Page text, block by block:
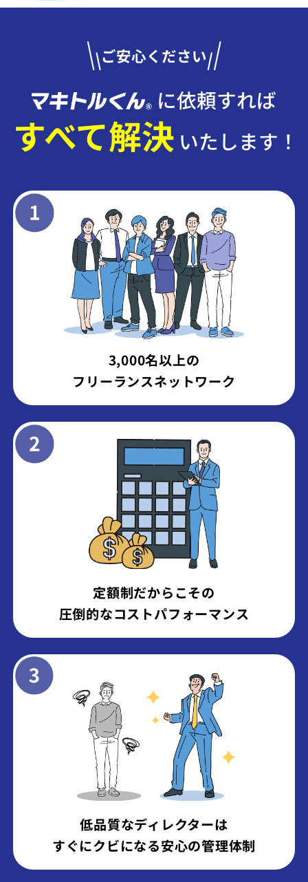
ご安心ください
に依頼すれば
すべて解決 いたします！
3,000名以上の
フリーランスネットワーク
定額制だからこその
圧倒的なコストパフォーマンス
低品質なディレクターは
すぐにクビになる安心の管理体制